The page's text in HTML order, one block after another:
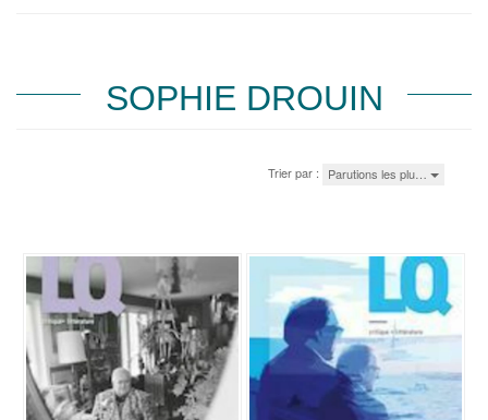
SOPHIE DROUIN
Trier par : Parutions les plu…